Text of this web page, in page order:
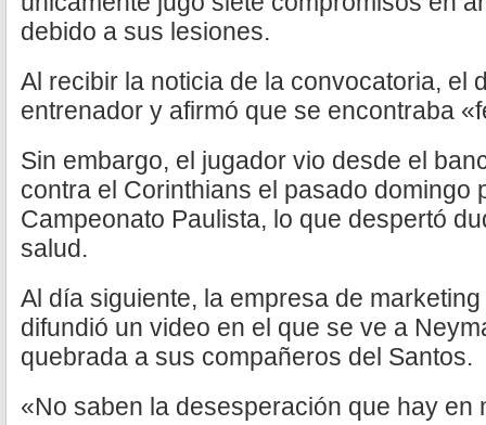
debido a sus lesiones.
Al recibir la noticia de la convocatoria, el
entrenador y afirmó que se encontraba
Sin embargo, el jugador vio desde el
contra el Corinthians el pasado domingo
Campeonato Paulista, lo que despertó
salud.
Al día siguiente, la empresa de
difundió un video en el que se ve a
quebrada a sus compañeros del Santos.
«No saben la desesperación que hay en